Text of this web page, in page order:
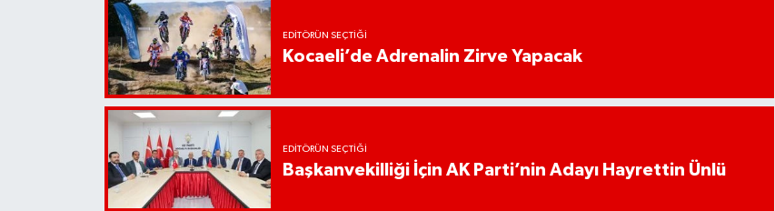
EDITÖRÜN SEÇTIĞI
Kocaeli’de Adrenalin Zirve Yapacak
EDITÖRÜN SEÇTIĞI
Başkanvekilliği İçin AK Parti’nin Adayı Hayrettin Ünlü